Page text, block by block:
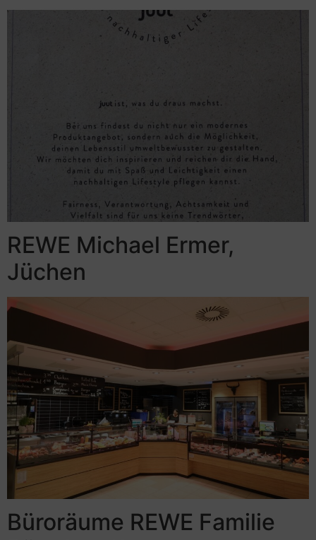
REWE Michael Ermer,
Jüchen
Büroräume REWE Familie